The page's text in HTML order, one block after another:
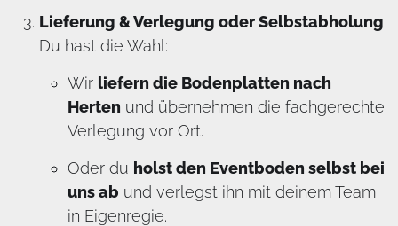
Lieferung & Verlegung oder Selbstabholung
Du hast die Wahl:
Wir liefern die Bodenplatten nach
Herten und übernehmen die fachgerechte
Verlegung vor Ort.
Oder du holst den Eventboden selbst bei
uns ab und verlegst ihn mit deinem Team
in Eigenregie.